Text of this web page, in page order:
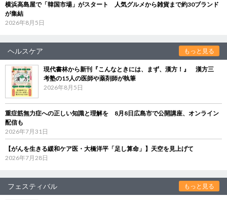
横浜高島屋で「韓国市場」がスタート 人気グルメから雑貨まで約30ブランド
が集結
2026年8月5日
ヘルスケア もっと見る
現代書林から新刊『こんなときには、まず、漢方！』 漢方三
考塾の15人の医師や薬剤師が執筆
2026年8月5日
重症筋無力症への正しい知識と理解を 8月8日広島市で公開講座、オンライン
配信も
2026年7月31日
【がんを生きる緩和ケア医・大橋洋平「足し算命」】天空を見上げて
2026年7月28日
フェスティバル もっと見る